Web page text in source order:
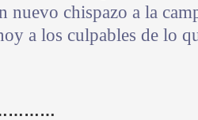
nuevo chispazo a la
a los culpables de lo